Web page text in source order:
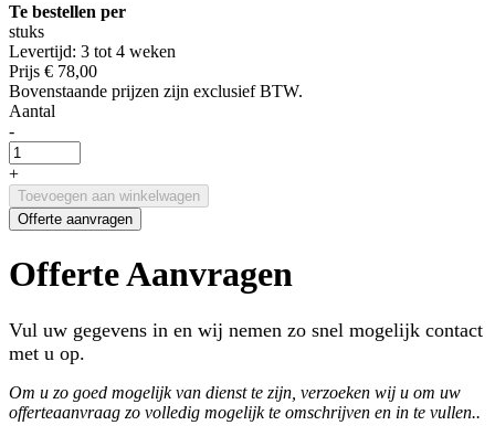
Te bestellen per
stuks
Levertijd: 3 tot 4 weken
Prijs € 78,00
Bovenstaande prijzen zijn exclusief BTW.
Aantal
-
+
Toevoegen aan winkelwagen
Offerte aanvragen
Offerte Aanvragen
Vul uw gegevens in en wij nemen zo snel mogelijk contact
met u op.
Om u zo goed mogelijk van dienst te zijn, verzoeken wij u om uw
offerteaanvraag zo volledig mogelijk te omschrijven en in te vullen..